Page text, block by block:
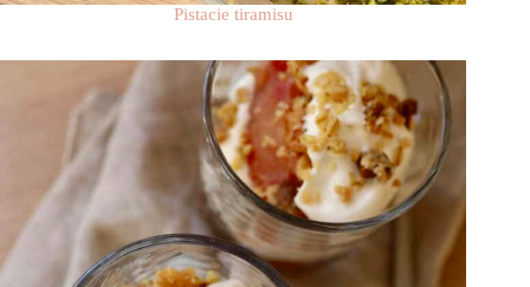
Pistacie tiramisu